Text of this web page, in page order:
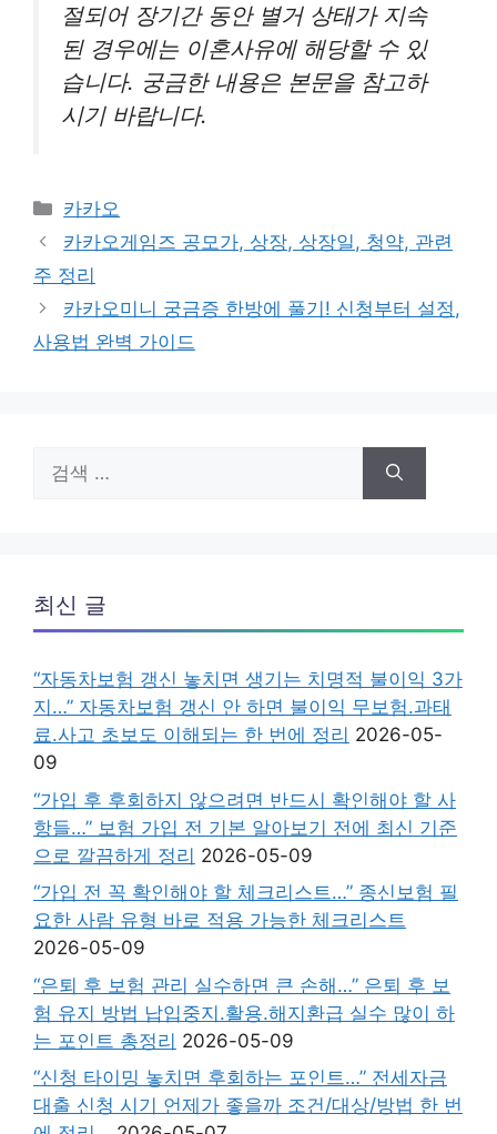
절되어 장기간 동안 별거 상태가 지속
된 경우에는 이혼사유에 해당할 수 있
습니다. 궁금한 내용은 본문을 참고하
시기 바랍니다.
카
테
리
카카오
카카오게임즈 공모가, 상장, 상장일, 청약, 관련
주 정리
카카오미니 궁금증 한방에 풀기! 신청부터 설정,
사용법 완벽 가이드
색:
최신 글
“자동차보험 갱신 놓치면 생기는 치명적 불이익 3가
지…” 자동차보험 갱신 안 하면 불이익 무보험.과태
료.사고 초보도 이해되는 한 번에 정리 2026-05-
09
“가입 후 후회하지 않으려면 반드시 확인해야 할 사
항들…” 보험 가입 전 기본 알아보기 전에 최신 기준
으로 깔끔하게 정리 2026-05-09
“가입 전 꼭 확인해야 할 체크리스트…” 종신보험 필
요한 사람 유형 바로 적용 가능한 체크리스트
2026-05-09
“은퇴 후 보험 관리 실수하면 큰 손해…” 은퇴 후 보
험 유지 방법 납입중지.활용.해지환급 실수 많이 하
는 포인트 총정리 2026-05-09
“신청 타이밍 놓치면 후회하는 포인트…” 전세자금
대출 신청 시기 언제가 좋을까 조건/대상/방법 한 번